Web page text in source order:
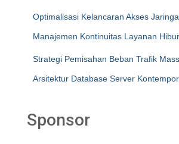
Optimalisasi Kelancaran Akses
Manajemen Kontinuitas Layanan
Strategi Pemisahan Beban Trafik
Arsitektur Database Server
Sponsor